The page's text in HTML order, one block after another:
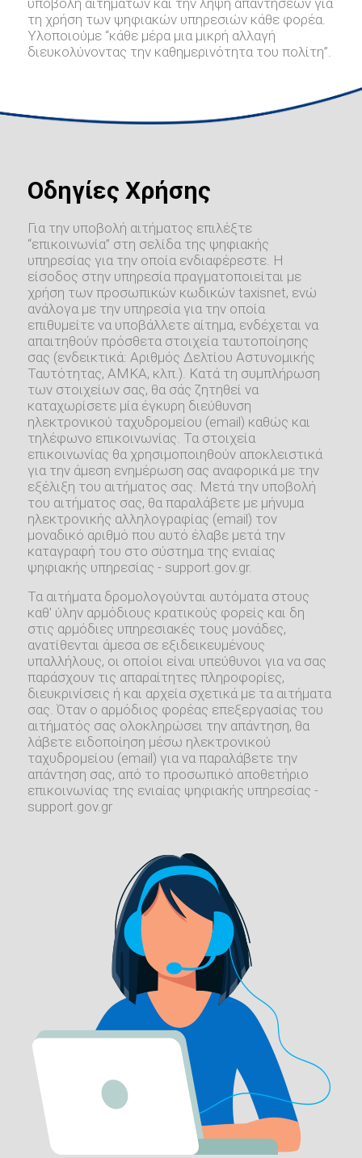
τη χρήση των ψηφιακών υπηρεσιών κάθε φορέα.
Υλοποιούμε “κάθε μέρα μια μικρή αλλαγή
διευκολύνοντας την καθημερινότητα του πολίτη”.
Οδηγίες Χρήσης
Για την υποβολή αιτήματος επιλέξτε
“επικοινωνία” στη σελίδα της ψηφιακής
υπηρεσίας για την οποία ενδιαφέρεστε. Η
είσοδος στην υπηρεσία πραγματοποιείται με
χρήση των προσωπικών κωδικών taxisnet, ενώ
ανάλογα με την υπηρεσία για την οποία
επιθυμείτε να υποβάλλετε αίτημα, ενδέχεται να
απαιτηθούν πρόσθετα στοιχεία ταυτοποίησης
σας (ενδεικτικά: Αριθμός Δελτίου Αστυνομικής
Ταυτότητας, ΑΜΚΑ, κλπ.). Κατά τη συμπλήρωση
των στοιχείων σας, θα σάς ζητηθεί να
καταχωρίσετε μία έγκυρη διεύθυνση
ηλεκτρονικού ταχυδρομείου (email) καθώς και
τηλέφωνο επικοινωνίας. Τα στοιχεία
επικοινωνίας θα χρησιμοποιηθούν αποκλειστικά
για την άμεση ενημέρωση σας αναφορικά με την
εξέλιξη του αιτήματος σας. Μετά την υποβολή
του αιτήματος σας, θα παραλάβετε με μήνυμα
ηλεκτρονικής αλληλογραφίας (email) τον
μοναδικό αριθμό που αυτό έλαβε μετά την
καταγραφή του στο σύστημα της ενιαίας
ψηφιακής υπηρεσίας - support.gov.gr.
Τα αιτήματα δρομολογούνται αυτόματα στους
καθ' ύλην αρμόδιους κρατικούς φορείς και δη
στις αρμόδιες υπηρεσιακές τους μονάδες,
ανατίθενται άμεσα σε εξιδεικευμένους
υπαλλήλους, οι οποίοι είναι υπεύθυνοι για να σας
παράσχουν τις απαραίτητες πληροφορίες,
διευκρινίσεις ή και αρχεία σχετικά με τα αιτήματα
σας. Όταν ο αρμόδιος φορέας επεξεργασίας του
αιτήματός σας ολοκληρώσει την απάντηση, θα
λάβετε ειδοποίηση μέσω ηλεκτρονικού
ταχυδρομείου (email) για να παραλάβετε την
απάντηση σας, από το προσωπικό αποθετήριο
επικοινωνίας της ενιαίας ψηφιακής υπηρεσίας -
support.gov.gr